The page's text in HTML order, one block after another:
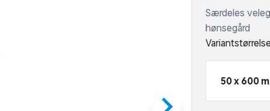
Særdeles
hønsegård
50 x 600